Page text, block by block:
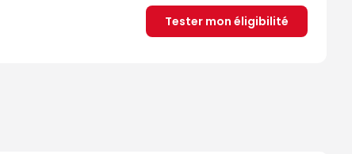
Tester mon éligibilité